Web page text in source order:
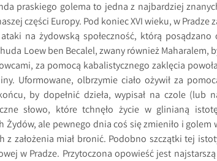
praskiego golema to jedna z najbardziej
części Europy. Pod koniec XVI wieku, w Pradze
na żydowską społeczność, którą posądzano
Loew ben Becalel, zwany również Maharalem,
za pomocą kabalistycznego zaklęcia
Uformowane, olbrzymie ciało ożywił za
by dopełnić dzieła, wypisał na czole (lub
słowo, które tchnęło życie w glinianą
Żydów, ale pewnego dnia coś się zmieniło i golem
z założenia miał bronić. Podobno szczątki tej
w Pradze. Przytoczona opowieść jest